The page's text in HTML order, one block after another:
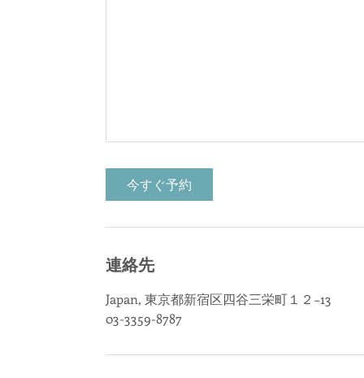
今すぐ予約
連絡先
Japan, 東京都新宿区四谷三栄町１２−13
03-3359-8787